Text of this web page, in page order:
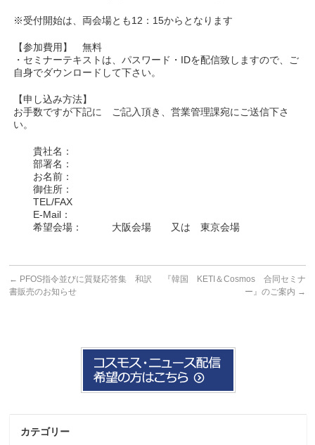
※受付開始は、両会場とも12：15からとなります
【参加費用】 無料
・セミナーテキストは、パスワード・IDを配信致しますので、ご
自身でダウンロードして下さい。
【申し込み方法】
お手数ですが下記に ご記入頂き、営業管理課宛にご送信下さ
い。
貴社名：
部署名：
お名前：
御住所：
TEL/FAX
E-Mail：
希望会場： 大阪会場 又は 東京会場
← PFOS指令並びに質疑応答集 和訳
書販売のお知らせ
『韓国 KETI＆Cosmos 合同セミナ
ー』のご案内 →
カテゴリー